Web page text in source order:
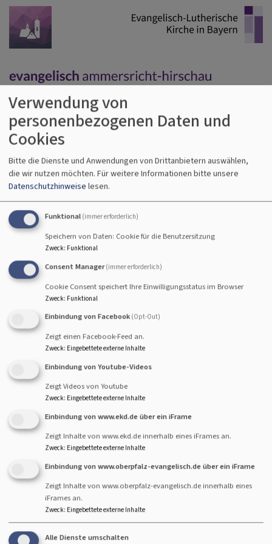
Direkt
zum
Inhalt
Hauptnavigation
Startseite krabbelgottesdienst
krabbelgottesdienst
Vor etwa einem Jahr haben
Leben gerufen. Iris Eibl
und Saskia Turlington
heute freuen wir uns, dass eine große Gruppe an Mamas
und Kleinen Krabbelkidds einmal die Woche Leben ins
Gemeindehaus bringt. Immer wieder gibt es nette und
abwechslungsreiche Aktionen. Heute haben wir eine
kleine Adventsandacht gefeiert und Sterne gebastelt.
Hauptnavigation
über uns
#montekreuz
#kirchbarett
Fußbereichsmenü
Kontakt
Benutzermenü
Verwendung von
personenbezogenen Daten und
Cookies
Bitte die Dienste und Anwendungen von Drittanbietern auswählen,
die wir nutzen möchten. Für weitere Informationen bitte unsere
Datenschutzhinweise lesen.
Funktional (immer erforderlich)
Speichern von Daten: Cookie für die Benutzersitzung
Zweck: Funktional
Consent Manager (immer erforderlich)
Cookie Consent speichert Ihre Einwilligungsstatus im Browser
Zweck: Funktional
Einbindung von Facebook (Opt-Out)
Zeigt einen Facebook-Feed an.
Zweck: Eingebettete externe Inhalte
Einbindung von Youtube-Videos
Zeigt Videos von Youtube
Zweck: Eingebettete externe Inhalte
Einbindung von www.ekd.de über ein iFrame
Zeigt Inhalte von www.ekd.de innerhalb eines iFrames an.
Zweck: Eingebettete externe Inhalte
Einbindung von www.oberpfalz-evangelisch.de über ein iFrame
Zeigt Inhalte von www.oberpfalz-evangelisch.de innerhalb eines
iFrames an.
Zweck: Eingebettete externe Inhalte
Alle Dienste umschalten